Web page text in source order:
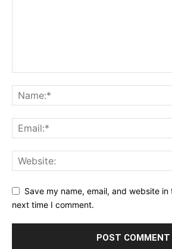
Save my name, email, and website
next time I comment.